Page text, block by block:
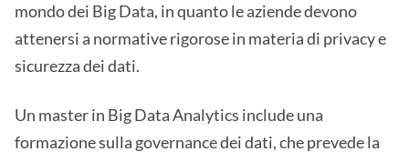
mondo dei Big Data, in quanto le aziende devono
attenersi a normative rigorose in materia di privacy e
sicurezza dei dati.
Un master in Big Data Analytics include una
formazione sulla governance dei dati, che prevede la